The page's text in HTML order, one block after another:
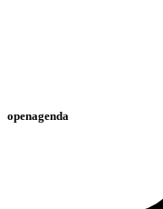
openagenda